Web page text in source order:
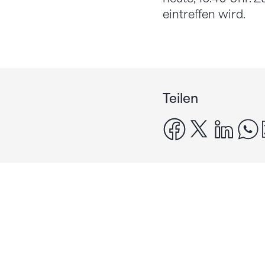
eintreffen wird.
Teilen
facebook
x